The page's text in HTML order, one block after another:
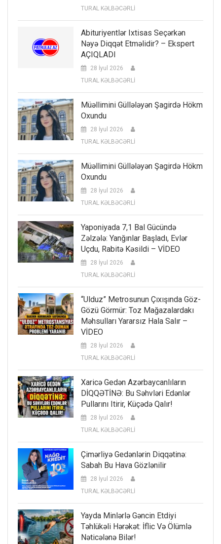
TURAL KƏLBƏCƏRLİ
Abituriyentlər Ixtisas Seçərkən
Nəyə Diqqət Etməlidir? – Ekspert
AÇIQLADI
28 İyul 2026
TURAL KƏLBƏCƏRLİ
Müəllimini Güllələyən Şagirdə Hökm
Oxundu
28 İyul 2026
TURAL KƏLBƏCƏRLİ
Müəllimini Güllələyən Şagirdə Hökm
Oxundu
28 İyul 2026
TURAL KƏLBƏCƏRLİ
Yaponiyada 7,1 Bal Gücündə
Zəlzələ: Yanğınlar Başladı, Evlər
Uçdu, Rabitə Kəsildi – VİDEO
28 İyul 2026
TURAL KƏLBƏCƏRLİ
“Ulduz” Metrosunun Çıxışında Göz-
Gözü Görmür: Toz Mağazalardakı
Məhsulları Yararsız Hala Salır –
VİDEO
28 İyul 2026
TURAL KƏLBƏCƏRLİ
Xaricə Gedən Azərbaycanlıların
DİQQƏTİNƏ: Bu Səhvləri Edənlər
Pullarını Itirir, Küçədə Qalır!
28 İyul 2026
TURAL KƏLBƏCƏRLİ
Çimərliyə Gedənlərin Diqqətinə:
Sabah Bu Hava Gözlənilir
28 İyul 2026
TURAL KƏLBƏCƏRLİ
Yayda Minlərlə Gəncin Etdiyi
Təhlükəli Hərəkət: İflic Və Ölümlə
Nəticələnə Bilər!